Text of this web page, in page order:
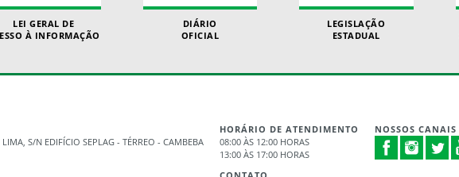
LEI GERAL DE
À INFORMAÇÃO
DIÁRIO
OFICIAL
LEGISLAÇÃO
ESTADUAL
S/N EDIFÍCIO SEPLAG - TÉRREO - CAMBEBA
HORÁRIO DE ATENDIMENTO
08:00 ÀS 12:00 HORAS
13:00 ÀS 17:00 HORAS
NOSSOS CANAIS